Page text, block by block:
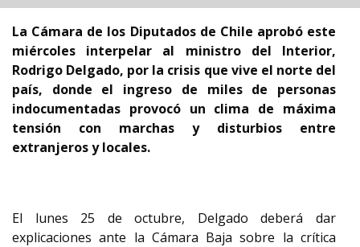
La Cámara de los Diputados de Chile aprobó este
miércoles interpelar al ministro del Interior,
Rodrigo Delgado, por la crisis que vive el norte del
país, donde el ingreso de miles de personas
indocumentadas provocó un clima de máxima
tensión con marchas y disturbios entre
extranjeros y locales.
El lunes 25 de octubre, Delgado deberá dar
explicaciones ante la Cámara Baja sobre la crítica